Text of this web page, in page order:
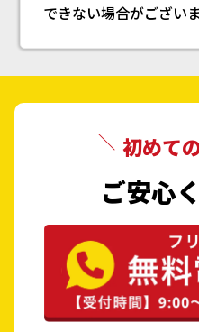
できない場合がございま
初めて
ご安心